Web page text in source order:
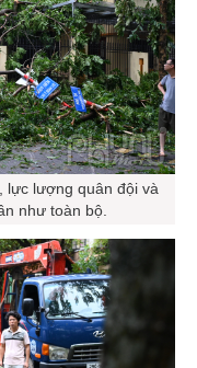
lực lượng quân đội và
như toàn bộ.